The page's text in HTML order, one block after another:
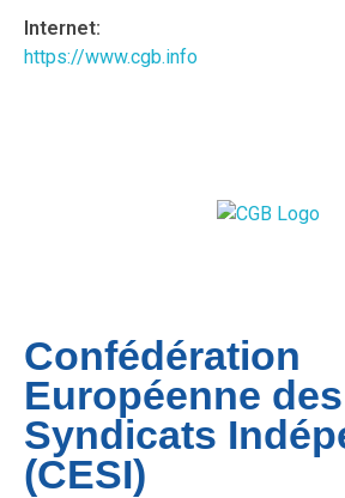
Internet:
https://www.cgb.info
Confédération
Européenne des
Syndicats
(CESI)